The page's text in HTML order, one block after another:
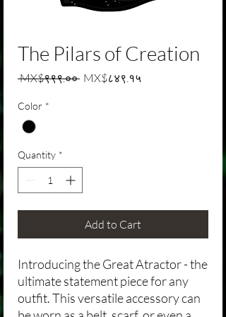
The Pilars of Creation
MX$९९९.०० Regular Price
MX$८४९.१५
Color *
Quantity *
Add to Cart
Introducing the Great Atractor - the
ultimate statement piece for any
outfit. This versatile accessory can